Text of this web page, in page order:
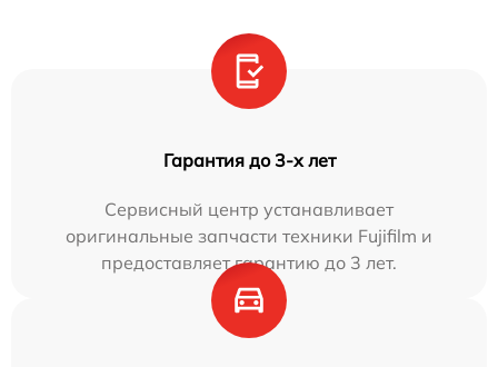
Гарантия до 3-х лет
Сервисный центр устанавливает
оригинальные запчасти техники Fujifilm и
предоставляет гарантию до 3 лет.